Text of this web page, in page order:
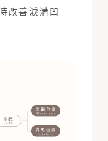
改善淚溝凹